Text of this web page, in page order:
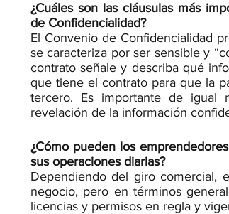
¿Cuáles son las cláusulas más
de Confidencialidad?
El Convenio de Confidencialidad
se caracteriza por ser sensible y
contrato señale y describa qué
que tiene el contrato para que la
tercero. Es importante de igual
revelación de la información
¿Cómo pueden los
sus operaciones diarias?
Dependiendo del giro comercial,
negocio, pero en términos
licencias y permisos en regla y